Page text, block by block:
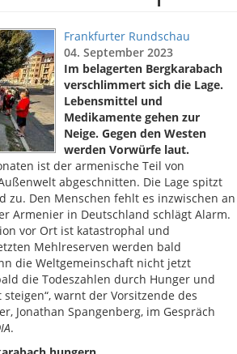
Frankfurter Rundschau
04. September 2023
Im belagerten Bergkarabach
verschlimmert sich die Lage.
Lebensmittel und
Medikamente gehen zur
Neige. Gegen den Westen
werden Vorwürfe laut.
ist der armenische Teil von
abgeschnitten. Die Lage spitzt
zu. Den Menschen fehlt es inzwischen an
Armenier in Deutschland schlägt Alarm.
vor Ort ist katastrophal und
Mehlreserven werden bald
die Weltgemeinschaft nicht jetzt
die Todeszahlen durch Hunger und
warnt der Vorsitzende des
Jonathan Spangenberg, im Gespräch
.